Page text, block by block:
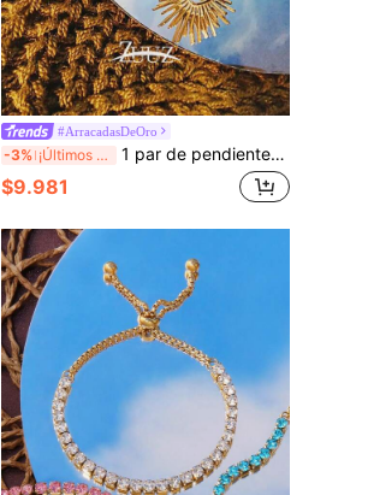
#ArracadasDeOro
-3% ¡Últimos 2 días 1 par de pendientes de aro de acero inoxidable para mujeres con Charm de ojo malvado, geometría, gota de agua, ojo y corazón, regalos para mejor amiga, San Valentín, mamá, madre, Día de la Madre
$9.981